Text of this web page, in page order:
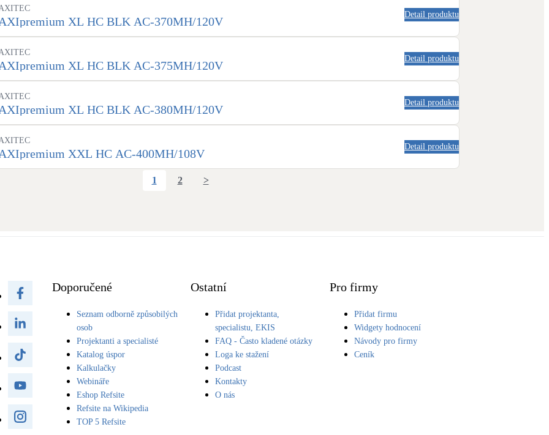
AXIpremium XL HC BLK AC-370MH/120V
Detail produktu
AXIpremium XL HC BLK AC-375MH/120V
Detail produktu
AXIpremium XL HC BLK AC-380MH/120V
Detail produktu
AXIpremium XXL HC AC-400MH/108V
Detail produktu
1 2 >
Doporučené
Seznam odborně způsobilých
osob
Projektanti a specialisté
Katalog úspor
Kalkulačky
Webináře
Eshop Refsite
Refsite na Wikipedia
TOP 5 Refsite
Ostatní
Přidat projektanta,
specialistu, EKIS
FAQ - Často kladené otázky
Loga ke stažení
Podcast
Kontakty
O nás
Pro firmy
Přidat firmu
Widgety hodnocení
Návody pro firmy
Ceník